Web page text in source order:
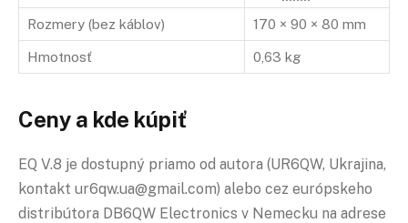
Rozmery (bez káblov) 170 × 90 × 80 mm
Hmotnosť 0,63 kg
Ceny a kde kúpiť
EQ V.8 je dostupný priamo od autora (UR6QW, Ukrajina,
kontakt ur6qw.ua@gmail.com) alebo cez európskeho
distribútora DB6QW Electronics v Nemecku na adrese